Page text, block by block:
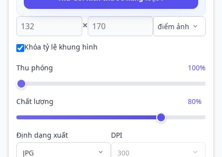
×
Khóa tỷ lệ khung hình
Thu phóng 100%
Chất lượng 80%
Định dạng xuất DPI